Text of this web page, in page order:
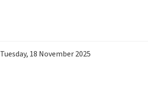
Tuesday, 18 November 2025